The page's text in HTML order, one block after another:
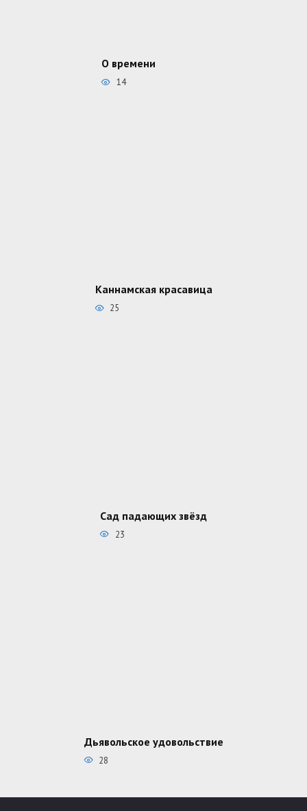
О времени
14
Каннамская красавица
25
Сад падающих звёзд
23
Дьявольское удовольствие
28